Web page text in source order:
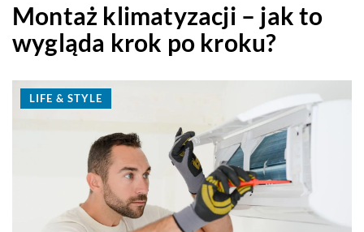
Montaż klimatyzacji – jak to
wygląda krok po kroku?
LIFE & STYLE